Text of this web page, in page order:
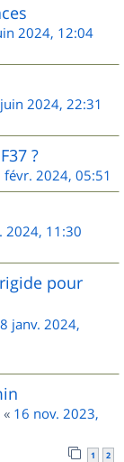
2024, 12:04
2024, 22:31
?
févr. 2024, 05:51
2024, 11:30
pour
janv. 2024,
« 16 nov. 2023,
1 2